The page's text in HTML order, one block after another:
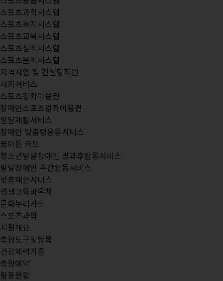
스포츠과학시스템
스포츠복지시스템
스포츠교육시스템
스포츠심리시스템
스포츠윤리시스템
자격사업 및 컨설팅지원
사회서비스
스포츠강좌이용권
장애인스포츠강좌이용권
발달재활서비스
장애인 맞춤형운동서비스
꿈이든 카드
청소년발달장애인 방과후활동서비스
발달장애인 주간활동서비스
맞춤재활서비스
평생교육바우처
문화누리카드
스포츠과학
지원개요
측정도구및항목
건강체력기준
측정예약
활동현황